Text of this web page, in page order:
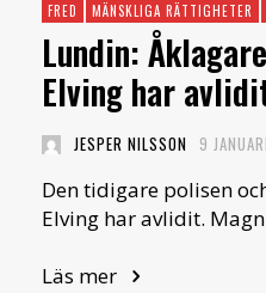
FRED MÄNSKLIGA RÄTTIGHETER
Lundin:
Elving har
JESPER NILSSON 9
Den tidigare polisen
Elving har avlidit.
Läs mer